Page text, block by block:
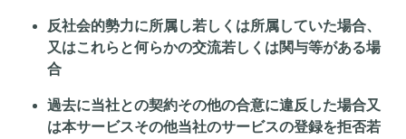
反社会的勢力に所属し若しくは所属していた場合、
又はこれらと何らかの交流若しくは関与等がある場
合
過去に当社との契約その他の合意に違反した場合又
は本サービスその他当社のサービスの登録を拒否若